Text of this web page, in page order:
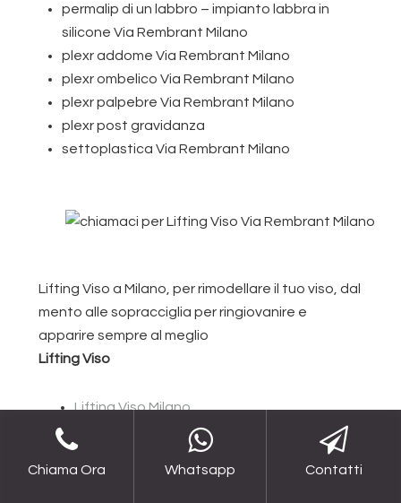
permalip di un labbro – impianto labbra in
silicone Via Rembrant Milano
plexr addome Via Rembrant Milano
plexr ombelico Via Rembrant Milano
plexr palpebre Via Rembrant Milano
plexr post gravidanza
settoplastica Via Rembrant Milano
Lifting Viso a Milano, per rimodellare il tuo viso, dal
mento alle sopracciglia per ringiovanire e
apparire sempre al meglio
Lifting Viso
Lifting Viso Milano
Lifting Viso Via Rubens Milano
Lifting Viso Via Ruggero Di Lauria Milano
Lifting Viso Via Santa Sofia Milano
Chiama Ora Whatsapp Contatti